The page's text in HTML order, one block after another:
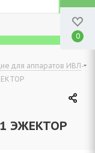
для аппаратов ИВЛ-
ЭЖЕКТОР
0